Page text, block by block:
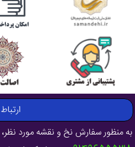
به منظور سفارش نخ و نقشه مورد